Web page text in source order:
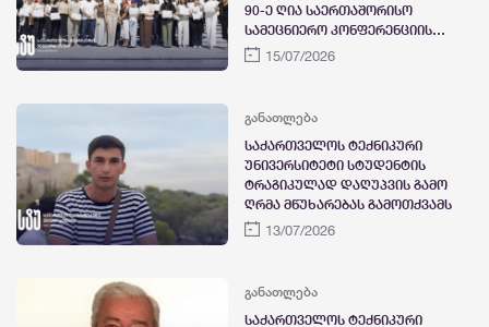
90-ე ღია საერთაშორისო
სამეცნიერო კონფერენციის
დახურვის ღონისძიება
15/07/2026
განათლება
საქართველოს ტექნიკური
უნივერსიტეტი სტუდენტის
ტრაგიკულად დაღუპვის გამო
ღრმა მწუხარებას გამოთქვამს
13/07/2026
განათლება
საქართველოს ტექნიკური